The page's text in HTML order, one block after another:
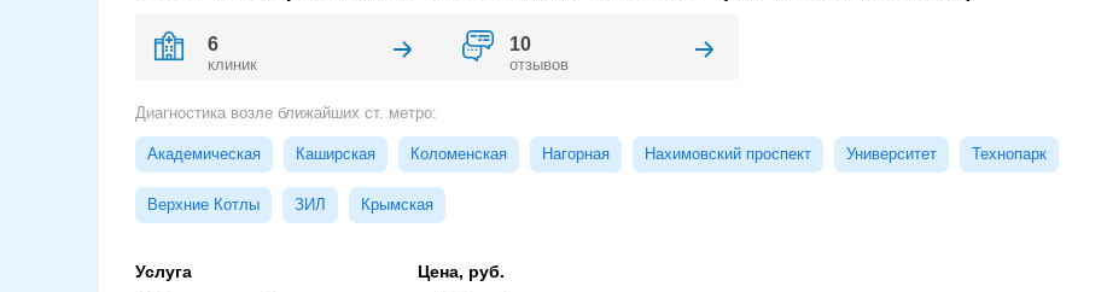
6
клиник
10
отзывов
Диагностика возле ближайших ст. метро:
Академическая Каширская Коломенская Нагорная Нахимовский проспект Университет Технопарк
Верхние Котлы ЗИЛ Крымская
Услуга
Цена, руб.